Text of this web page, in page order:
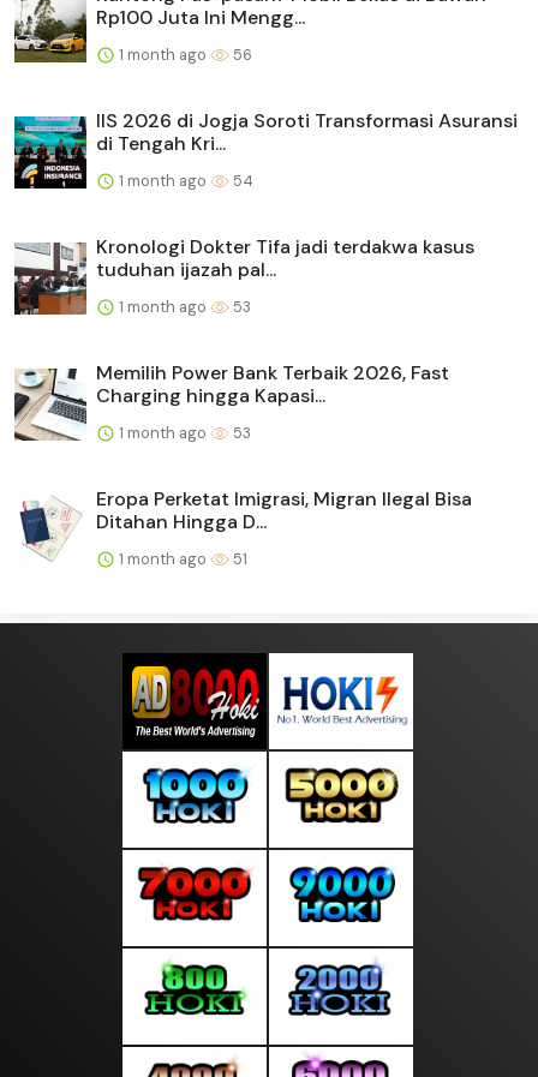
Rp100 Juta Ini Mengg...
1 month ago 56
IIS 2026 di Jogja Soroti Transformasi Asuransi
di Tengah Kri...
1 month ago 54
Kronologi Dokter Tifa jadi terdakwa kasus
tuduhan ijazah pal...
1 month ago 53
Memilih Power Bank Terbaik 2026, Fast
Charging hingga Kapasi...
1 month ago 53
Eropa Perketat Imigrasi, Migran Ilegal Bisa
Ditahan Hingga D...
1 month ago 51